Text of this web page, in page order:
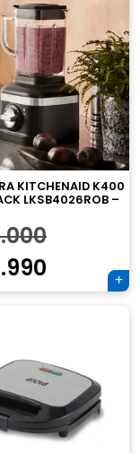
KITCHENAID K400
LKSB4026ROB –
El
precio
original
precio
es:
×
acá